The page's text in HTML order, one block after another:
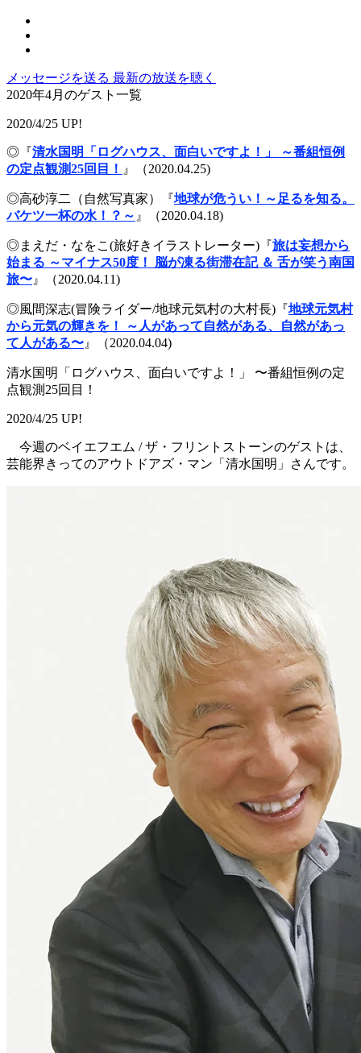
メッセージを送る 最新の放送を聴く
2020年4月のゲスト一覧
2020/4/25 UP!
◎『清水国明「ログハウス、面白いですよ！」 ～番組恒例
の定点観測25回目！ 』（2020.04.25)
◎高砂淳二（自然写真家）『地球が危うい！～足るを知る。
バケツ一杯の水！？～ 』（2020.04.18)
◎まえだ・なをこ(旅好きイラストレーター)『旅は妄想から
始まる ～マイナス50度！ 脳が凍る街滞在記 ＆ 舌が笑う南国
旅〜 』（2020.04.11)
◎風間深志(冒険ライダー/地球元気村の大村長)『地球元気村
から元気の輝きを！ ～人があって自然がある、自然があっ
て人がある〜 』（2020.04.04)
清水国明「ログハウス、面白いですよ！」 〜番組恒例の定
点観測25回目！
2020/4/25 UP!
今週のベイエフエム / ザ・フリントストーンのゲストは、
芸能界きってのアウトドアズ・マン「清水国明」さんです。